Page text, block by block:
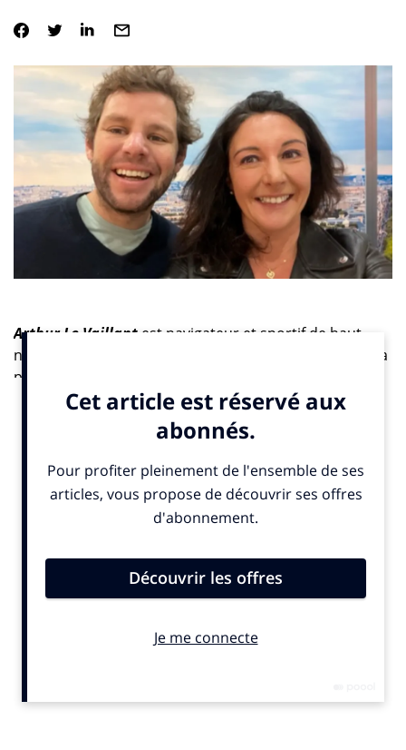
Arthur Le Vaillantest navigateur et sportif de haut
niveau. Il pratique la course au large depuis 15 ans et a
participé aux challenges les plus prestigieux (
du Rhum,La solitaire du Figaro,La Transat Jacques
…). Il est aussi musicien, entrepreneur, et très
engagé pour la planète et l’écologie via son association
La Vague Asso, ou encoreSailCoopqui vise à
rassembler les usagers, les professionnels du
nautisme et les acteurs publics pour offrir un nouveau
service : des itinéraires en voiliers, en France et sur
Pour la Route du Rhum 2022, il navigue sous les
entrepreneurs engagés en matière de RSE.
respectueuse du milieu vivant.